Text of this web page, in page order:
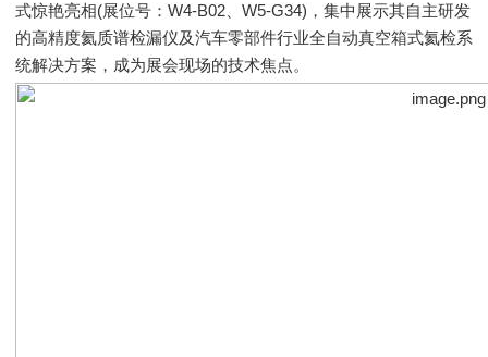
式惊艳亮相(展位号：W4-B02、W5-G34)，集中展示其自主研发
的高精度氦质谱检漏仪及汽车零部件行业全自动真空箱式氦检系
统解决方案，成为展会现场的技术焦点。